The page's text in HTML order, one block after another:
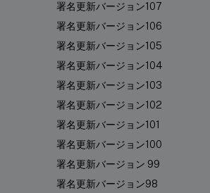
署名更新バージョン107
署名更新バージョン106
署名更新バージョン105
署名更新バージョン104
署名更新バージョン103
署名更新バージョン102
署名更新バージョン101
署名更新バージョン100
署名更新バージョン 99
署名更新バージョン98